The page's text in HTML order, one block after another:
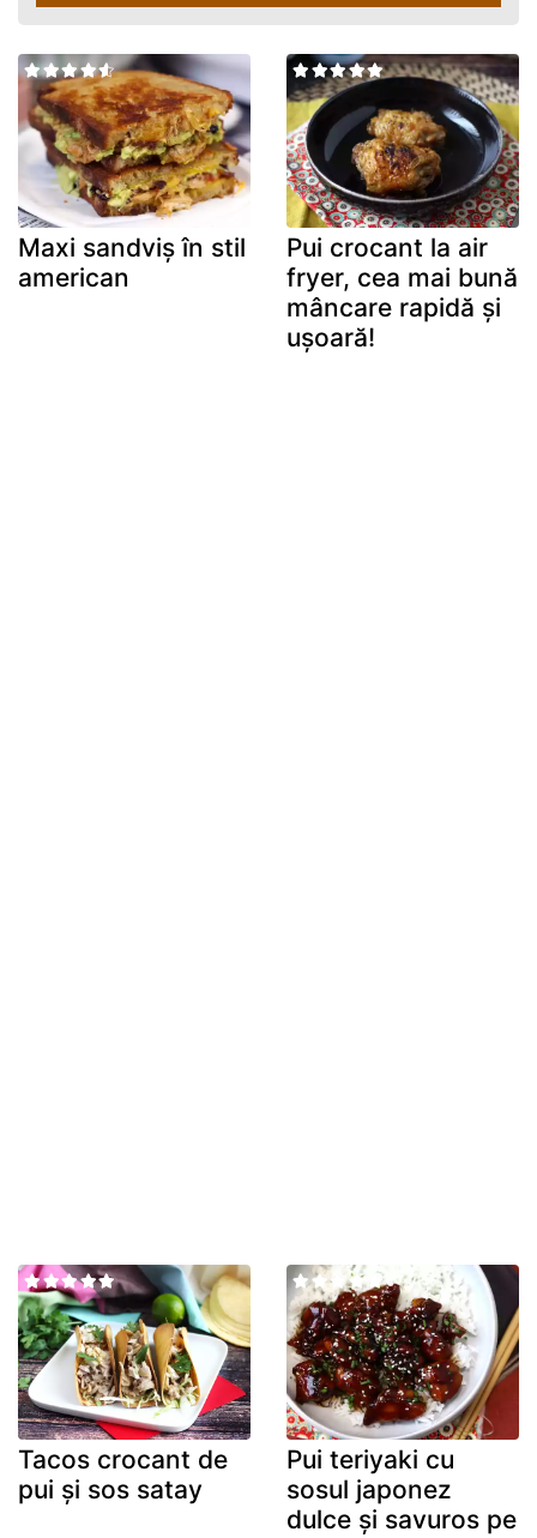
Maxi sandviș în stil
american
Pui crocant la air
fryer, cea mai bună
mâncare rapidă și
ușoară!
Tacos crocant de
pui și sos satay
Pui teriyaki cu
sosul japonez
dulce și savuros pe